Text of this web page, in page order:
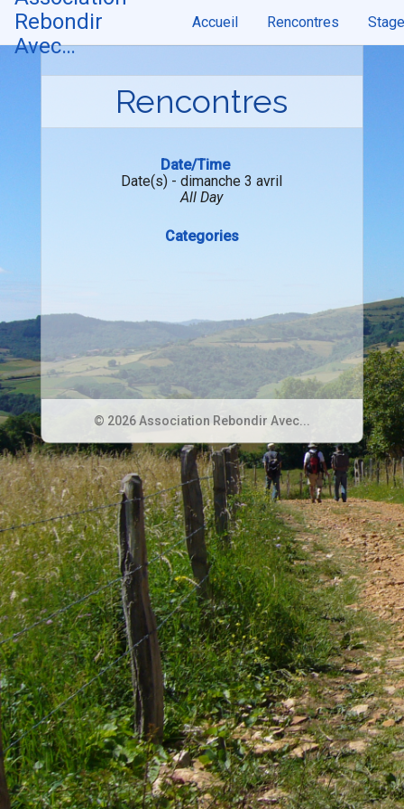
Skip
content
Rebondir
Avec…
Accueil Rencontres
Rencontres
Date/Time
Date(s) - dimanche 3 avril
All Day
Categories
© 2026 Association Rebondir Avec...